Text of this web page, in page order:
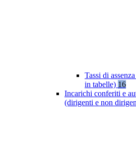
Tassi di
in tabelle) 16
Incarichi conferiti e
(dirigenti e non